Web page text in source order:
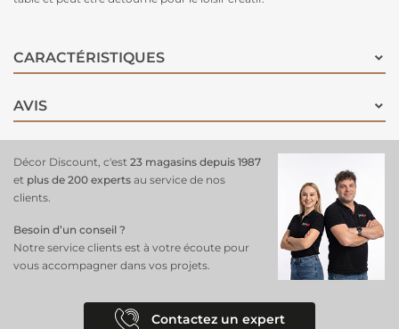
CARACTÉRISTIQUES
AVIS
Décor Discount, c'est 23 magasins depuis 1987
et plus de 200 experts au service de nos
clients.
Besoin d’un conseil ?
Notre service clients est à votre écoute pour
vous accompagner dans vos projets.
Contactez un expert